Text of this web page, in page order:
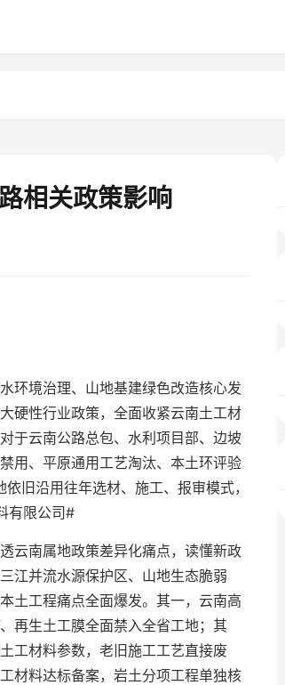
相关政策影响
环境治理、山地基建绿色改造核心发
硬性行业政策，全面收紧云南土工材
于云南公路总包、水利项目部、边坡
用、平原通用工艺淘汰、本土环评验
旧沿用往年选材、施工、报审模式，
有限公司#
云南属地政策差异化痛点，读懂新政
江并流水源保护区、山地生态脆弱
土工程痛点全面爆发。其一，云南高
再生土工膜全面禁入全省工地；其
工材料参数，老旧施工工艺直接废
材料达标备案，岩土分项工程单独核